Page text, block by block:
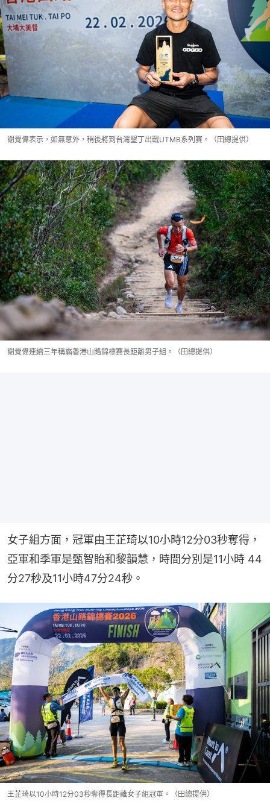
謝覺偉表示，如無意外，稍後將到台灣墾丁出戰UTMB系列賽。（田總提供）
謝覺偉連續三年稱霸香港山路錦標賽長距離男子組。（田總提供）
女子組方面，冠軍由王芷琦以10小時12分03秒奪得，
亞軍和季軍是甄智貽和黎韻慧，時間分別是11小時 44
分27秒及11小時47分24秒。
王芷琦以10小時12分03秒奪得長距離女子組冠軍。（田總提供）